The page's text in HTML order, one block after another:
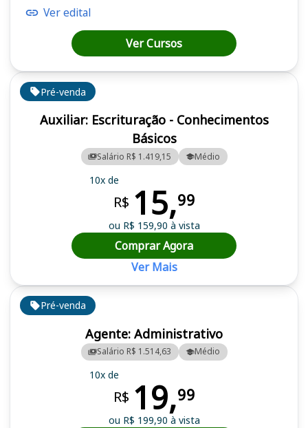
Pré-venda
Agente: Administrativo
Salário R$ 1.514,63 Médio
10x de
R$ 19,99
ou R$ 199,90 à vista
Pré-venda
Auxiliar: Escrituração - Conhecimentos
Básicos
Salário R$ 1.419,15 Médio
10x de
R$ 15,99
ou R$ 159,90 à vista
Comprar Agora
Ver Mais
Ver edital
Ver Cursos